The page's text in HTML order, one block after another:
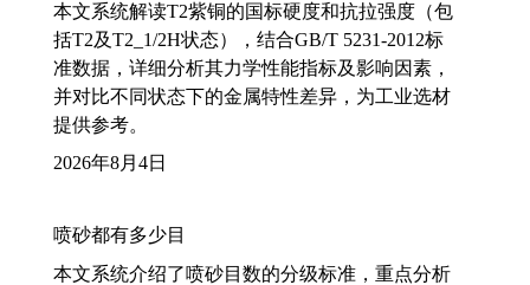
本文系统解读T2紫铜的国标硬度和抗拉强度（包
括T2及T2_1/2H状态），结合GB/T 5231-2012标
准数据，详细分析其力学性能指标及影响因素，
并对比不同状态下的金属特性差异，为工业选材
提供参考。
2026年8月4日
喷砂都有多少目
本文系统介绍了喷砂目数的分级标准，重点分析